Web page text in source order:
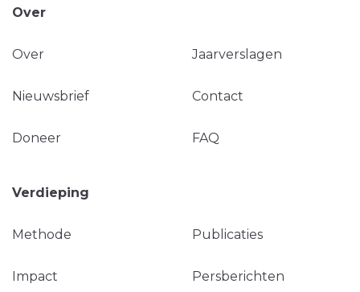
Over
Over Jaarverslagen
Nieuwsbrief Contact
Doneer FAQ
Verdieping
Methode Publicaties
Impact Persberichten